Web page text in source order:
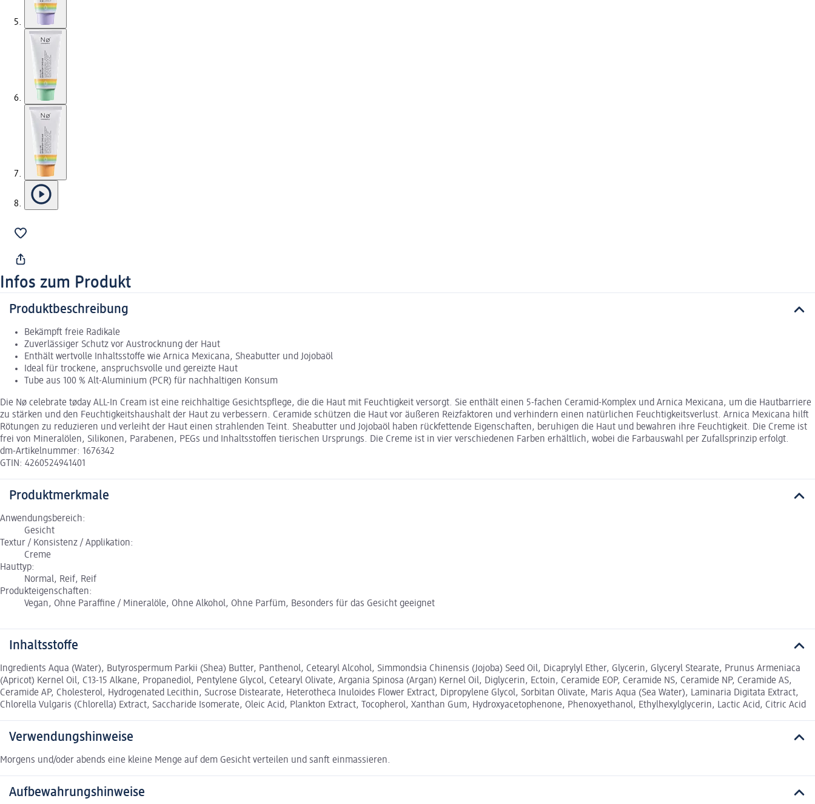
Infos zum Produkt
Produktbeschreibung
Bekämpft freie Radikale
Zuverlässiger Schutz vor Austrocknung der Haut
Enthält wertvolle Inhaltsstoffe wie Arnica Mexicana, Sheabutter und Jojobaöl
Ideal für trockene, anspruchsvolle und gereizte Haut
Tube aus 100 % Alt-Aluminium (PCR) für nachhaltigen Konsum
Die Nø celebrate tøday ALL-In Cream ist eine reichhaltige Gesichtspflege, die die Haut mit Feuchtigkeit versorgt. Sie enthält einen 5-fachen Ceramid-Komplex und Arnica Mexicana, um die Hautbarriere
zu stärken und den Feuchtigkeitshaushalt der Haut zu verbessern. Ceramide schützen die Haut vor äußeren Reizfaktoren und verhindern einen natürlichen Feuchtigkeitsverlust. Arnica Mexicana hilft
Rötungen zu reduzieren und verleiht der Haut einen strahlenden Teint. Sheabutter und Jojobaöl haben rückfettende Eigenschaften, beruhigen die Haut und bewahren ihre Feuchtigkeit. Die Creme ist
frei von Mineralölen, Silikonen, Parabenen, PEGs und Inhaltsstoffen tierischen Ursprungs. Die Creme ist in vier verschiedenen Farben erhältlich, wobei die Farbauswahl per Zufallsprinzip erfolgt.
dm-Artikelnummer: 1676342
GTIN: 4260524941401
Produktmerkmale
Anwendungsbereich:
Gesicht
Textur / Konsistenz / Applikation:
Creme
Hauttyp:
Normal, Reif, Reif
Produkteigenschaften:
Vegan, Ohne Paraffine / Mineralöle, Ohne Alkohol, Ohne Parfüm, Besonders für das Gesicht geeignet
Inhaltsstoffe
Ingredients Aqua (Water), Butyrospermum Parkii (Shea) Butter, Panthenol, Cetearyl Alcohol, Simmondsia Chinensis (Jojoba) Seed Oil, Dicaprylyl Ether, Glycerin, Glyceryl Stearate, Prunus Armeniaca
(Apricot) Kernel Oil, C13-15 Alkane, Propanediol, Pentylene Glycol, Cetearyl Olivate, Argania Spinosa (Argan) Kernel Oil, Diglycerin, Ectoin, Ceramide EOP, Ceramide NS, Ceramide NP, Ceramide AS,
Ceramide AP, Cholesterol, Hydrogenated Lecithin, Sucrose Distearate, Heterotheca Inuloides Flower Extract, Dipropylene Glycol, Sorbitan Olivate, Maris Aqua (Sea Water), Laminaria Digitata Extract,
Chlorella Vulgaris (Chlorella) Extract, Saccharide Isomerate, Oleic Acid, Plankton Extract, Tocopherol, Xanthan Gum, Hydroxyacetophenone, Phenoxyethanol, Ethylhexylglycerin, Lactic Acid, Citric Acid
Verwendungshinweise
Morgens und/oder abends eine kleine Menge auf dem Gesicht verteilen und sanft einmassieren.
Aufbewahrungshinweise